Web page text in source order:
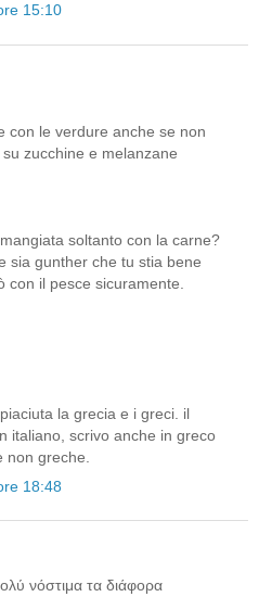
15:10
con le verdure anche se non
zucchine e melanzane
soltanto con la carne?
sia gunther che tu stia bene
con il pesce sicuramente.
la grecia e i greci. il
italiano, scrivo anche in greco
non greche.
18:48
νόστιμα τα διάφορα